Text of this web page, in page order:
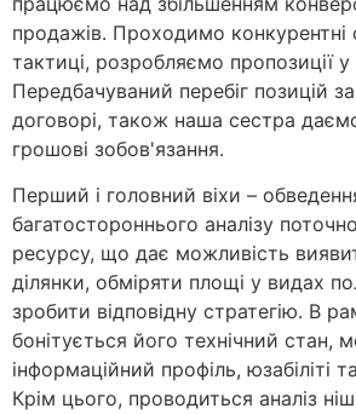
продажів. Проходимо конкурентні
тактиці, розробляємо пропозиції
Передбачуваний перебіг позицій
договорі, також наша сестра
грошові зобов'язання.
Перший і головний віхи –
багатостороннього аналізу
ресурсу, що дає можливість
ділянки, обміряти площі у видах
зробити відповідну стратегію. В
бонітується його технічний стан,
інформаційний профіль, юзабіліті
Крім цього, проводиться аналіз